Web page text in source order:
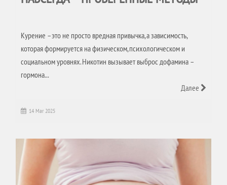
Курение – это не просто вредная привычка, а зависимость,
которая формируется на физическом, психологическом и
социальном уровнях. Никотин вызывает выброс дофамина –
гормона...
Далее
14 Mar 2025